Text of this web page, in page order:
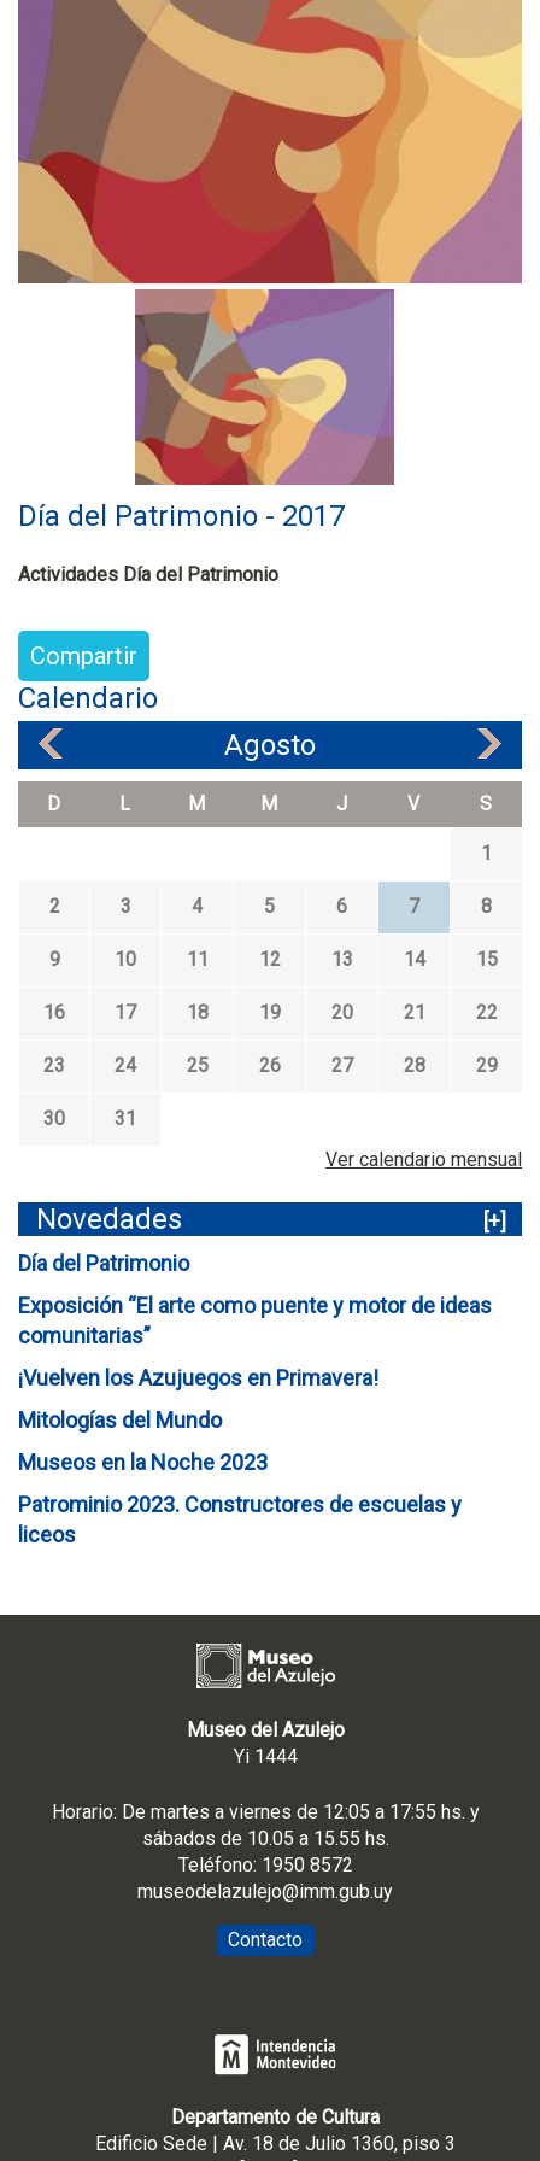
Día del Patrimonio - 2017
Actividades Día del Patrimonio
Compartir
Calendario
Agosto
D L M M J V S
1
2 3 4 5 6 7 8
9 10 11 12 13 14 15
16 17 18 19 20 21 22
23 24 25 26 27 28 29
30
31
Ver calendario mensual
Novedades
[+]
Día del Patrimonio
Exposición “El arte como puente y motor de ideas
comunitarias”
¡Vuelven los Azujuegos en Primavera!
Mitologías del Mundo
Museos en la Noche 2023
Patrominio 2023. Constructores de escuelas y
liceos
Museo del Azulejo
Yi 1444
Horario: De martes a viernes de 12:05 a 17:55 hs. y
sábados de 10.05 a 15.55 hs.
Teléfono: 1950 8572
museodelazulejo@imm.gub.uy
Contacto
Departamento de Cultura
Edificio Sede | Av. 18 de Julio 1360, piso 3